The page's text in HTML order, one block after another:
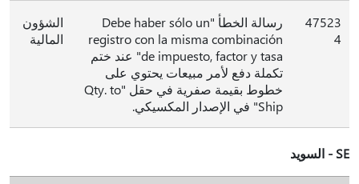
47523
4
رسالة الخطأ "Debe haber sólo un
registro con la misma combinación
de impuesto, factor y tasa" عند ختم
تكملة دفع لأمر مبيعات يحتوي على
خطوط بقيمة صفرية في حقل "Qty. to
Ship" في الإصدار المكسيكي.
الشؤون
المالية
SE - السويد